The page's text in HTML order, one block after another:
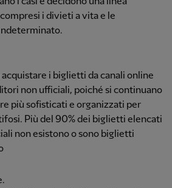
i divieti a vita e le
i biglietti da canali online
non ufficiali, poiché si continuano
più sofisticati e organizzati per
Più del 90% dei biglietti elencati
non esistono o sono biglietti